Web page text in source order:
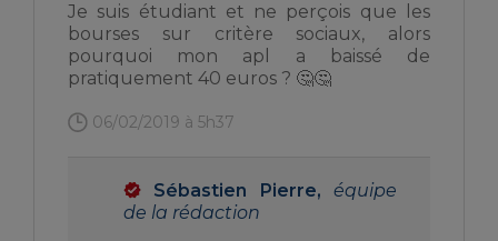
Je suis étudiant et ne perçois que les
bourses sur critère sociaux, alors
pourquoi mon apl a baissé de
pratiquement 40 euros ? 🤔🤔
06/02/2019 à 5h37
Sébastien Pierre, équipe
de la rédaction